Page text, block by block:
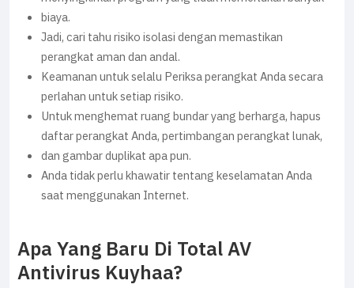
biaya.
Jadi, cari tahu risiko isolasi dengan memastikan
perangkat aman dan andal.
Keamanan untuk selalu Periksa perangkat Anda secara
perlahan untuk setiap risiko.
Untuk menghemat ruang bundar yang berharga, hapus
daftar perangkat Anda, pertimbangan perangkat lunak,
dan gambar duplikat apa pun.
Anda tidak perlu khawatir tentang keselamatan Anda
saat menggunakan Internet.
Apa Yang Baru Di Total AV
Antivirus Kuyhaa?